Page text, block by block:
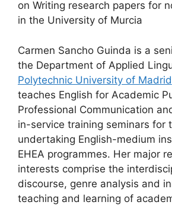
on Writing research papers for
in the University of Murcia
Carmen Sancho Guinda is a
the Department of Applied
Polytechnic University of Madrid
teaches English for Academic
Professional Communication
in-service training seminars for
undertaking English-medium
EHEA programmes. Her major
interests comprise the
discourse, genre analysis and
teaching and learning of